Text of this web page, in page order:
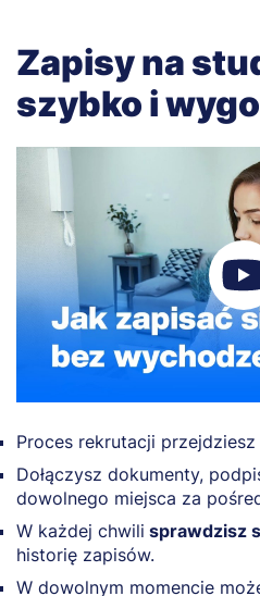
Zapisy na
szybko i
Proces rekrutacji przejdziesz
Dołączysz dokumenty,
dowolnego miejsca za
W każdej chwili sprawdzisz
historię zapisów.
W dowolnym momencie